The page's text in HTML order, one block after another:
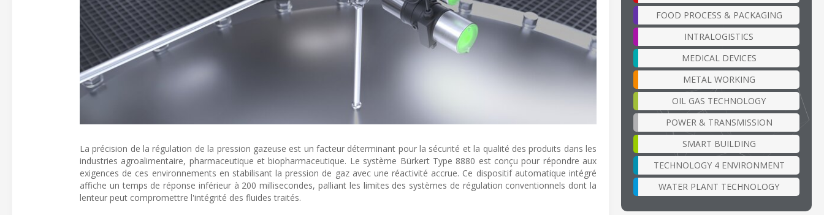
La précision de la régulation de la pression gazeuse est un facteur déterminant pour la sécurité et la qualité des produits dans les
industries agroalimentaire, pharmaceutique et biopharmaceutique. Le système Bürkert Type 8880 est conçu pour répondre aux
exigences de ces environnements en stabilisant la pression de gaz avec une réactivité accrue. Ce dispositif automatique intégré
affiche un temps de réponse inférieur à 200 millisecondes, palliant les limites des systèmes de régulation conventionnels dont la
lenteur peut compromettre l'intégrité des fluides traités.
FOOD PROCESS & PACKAGING
INTRALOGISTICS
MEDICAL DEVICES
METAL WORKING
OIL GAS TECHNOLOGY
POWER & TRANSMISSION
SMART BUILDING
TECHNOLOGY 4 ENVIRONMENT
WATER PLANT TECHNOLOGY